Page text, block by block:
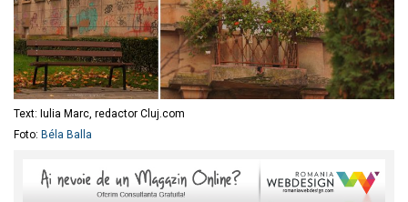
Text: Iulia Marc, redactor Cluj.com
Foto: Béla Balla